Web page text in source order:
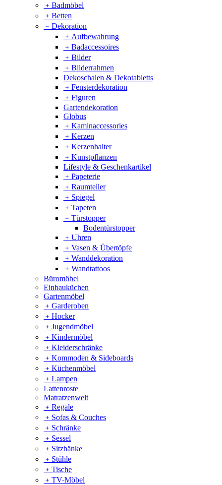
﹢ Badmöbel
﹢ Betten
﹣ Dekoration
﹢ Aufbewahrung
﹢ Badaccessoires
﹢ Bilder
﹢ Bilderrahmen
Dekoschalen & Dekotabletts
﹢ Fensterdekoration
﹢ Figuren
Gartendekoration
Globus
﹢ Kaminaccessories
﹢ Kerzen
﹢ Kerzenhalter
﹢ Kunstpflanzen
Lifestyle & Geschenkartikel
﹢ Papeterie
﹢ Raumteiler
﹢ Spiegel
﹢ Tapeten
﹣ Türstopper
Bodentürstopper
﹢ Uhren
﹢ Vasen & Übertöpfe
﹢ Wanddekoration
﹢ Wandtattoos
Büromöbel
Einbauküchen
Gartenmöbel
﹢ Garderoben
﹢ Hocker
﹢ Jugendmöbel
﹢ Kindermöbel
﹢ Kleiderschränke
﹢ Kommoden & Sideboards
﹢ Küchenmöbel
﹢ Lampen
Lattenroste
Matratzenwelt
﹢ Regale
﹢ Sofas & Couches
﹢ Schränke
﹢ Sessel
﹢ Sitzbänke
﹢ Stühle
﹢ Tische
﹢ TV-Möbel